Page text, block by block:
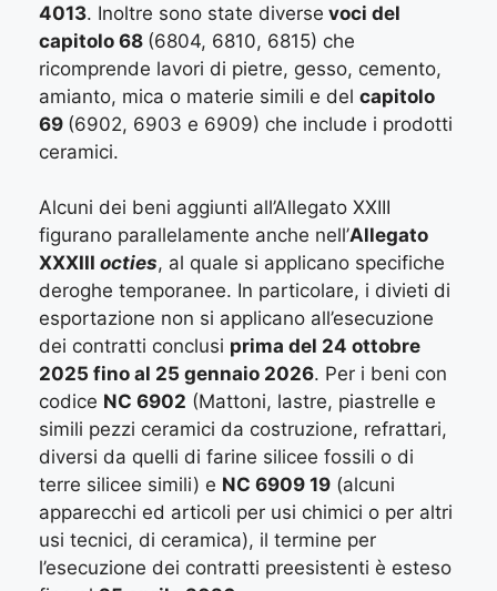
4013. Inoltre sono state diverse voci del
capitolo 68 (6804, 6810, 6815) che
ricomprende lavori di pietre, gesso, cemento,
amianto, mica o materie simili e del capitolo
69 (6902, 6903 e 6909) che include i prodotti
ceramici.
Alcuni dei beni aggiunti all’Allegato XXIII
figurano parallelamente anche nell’Allegato
XXXIII octies, al quale si applicano specifiche
deroghe temporanee. In particolare, i divieti di
esportazione non si applicano all’esecuzione
dei contratti conclusi prima del 24 ottobre
2025 fino al 25 gennaio 2026. Per i beni con
codice NC 6902 (Mattoni, lastre, piastrelle e
simili pezzi ceramici da costruzione, refrattari,
diversi da quelli di farine silicee fossili o di
terre silicee simili) e NC 6909 19 (alcuni
apparecchi ed articoli per usi chimici o per altri
usi tecnici, di ceramica), il termine per
l’esecuzione dei contratti preesistenti è esteso